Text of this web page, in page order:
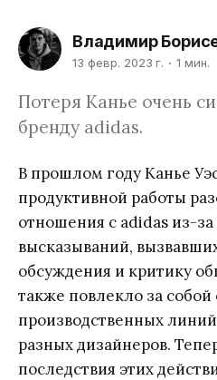
Владимир
13 февр. 2023 г. 1 мин.
Потеря Канье очень
бренду adidas.
В прошлом году Канье
продуктивной работы
отношения с adidas из-
высказываний,
обсуждения и критику
также повлекло за собой
производственных
разных дизайнеров.
последствия этих